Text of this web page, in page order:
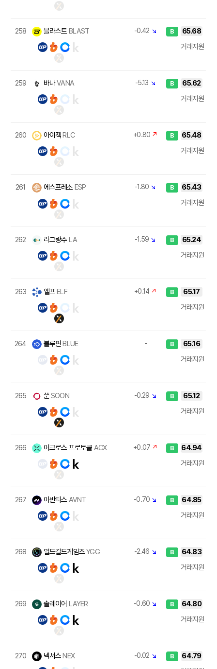
258 블라스트 BLAST -0.42 ↘ B
65.68
거래지원
259 바나VANA -5.13 ↘ B
65.62
거래지원
260 아이젝 RLC +0.80 ↗ B
65.48
거래지원
261 에스프레소 ESP -1.80 ↘ B
65.43
거래지원
262 라그랑주 LA -1.59 ↘ B
65.24
거래지원
263 엘프ELF +0.14 ↗ B
65.17
거래지원
264 블루핀BLUE - B
65.16
거래지원
265 쑨SOON -0.29 ↘ B
65.12
거래지원
266 어크로스 프로토콜 ACX +0.07 ↗ B
64.94
거래지원
267 아반티스 AVNT -0.70 ↘ B
64.85
거래지원
268 일드길드게임즈YGG -2.46 ↘ B
64.83
거래지원
269 솔레이어 LAYER -0.60 ↘ B
64.80
거래지원
270 넥서스NEX -0.02 ↘ B
64.79